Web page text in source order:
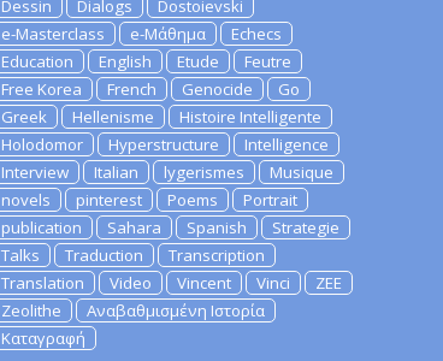
Dessin
Dialogs
Dostoievski
e-Masterclass
e-Μάθημα
Echecs
Education
English Etude
Feutre
Free Korea
French Genocide
Go
Greek
Hellenisme
Histoire Intelligente
Holodomor
Hyperstructure
Intelligence
Interview
Italian lygerismes
Musique
novels
pinterest Poems
Portrait
publication
Sahara Spanish
Strategie
Talks
Traduction
Transcription
Translation
Video Vincent Vinci
ZEE
Zeolithe
Αναβαθμισμένη Ιστορία
Καταγραφή